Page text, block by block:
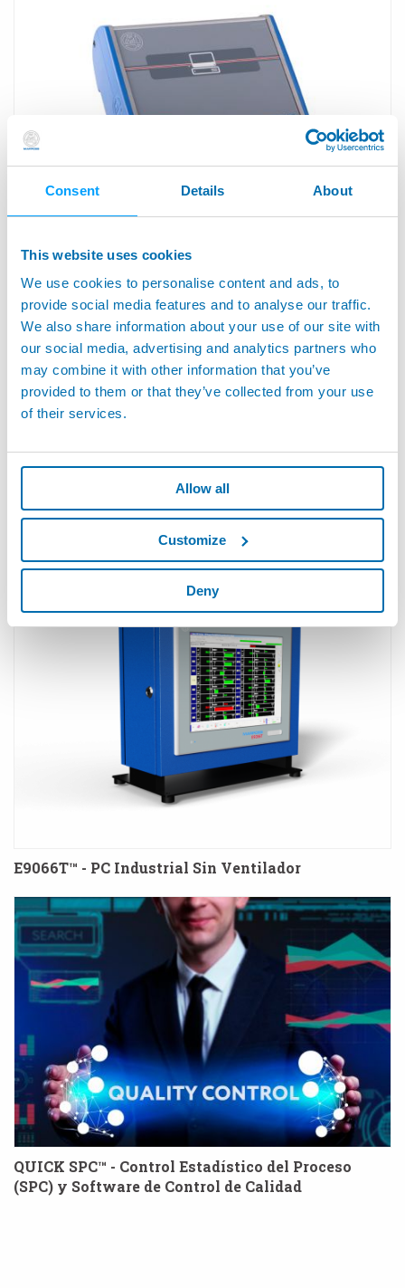
Consent Details About
This website uses cookies
We use cookies to personalise content and ads, to
provide social media features and to analyse our traffic.
We also share information about your use of our site with
our social media, advertising and analytics partners who
may combine it with other information that you’ve
provided to them or that they’ve collected from your use
of their services.
Allow all
Customize
Deny
E9066E-bb™ - PC Industrial Integrado
E9066E™ - Ordenador industrial con pantalla
panorámica
E9066T™ - PC Industrial Sin Ventilador
QUICK SPC™ - Control Estadístico del Proceso
(SPC) y Software de Control de Calidad